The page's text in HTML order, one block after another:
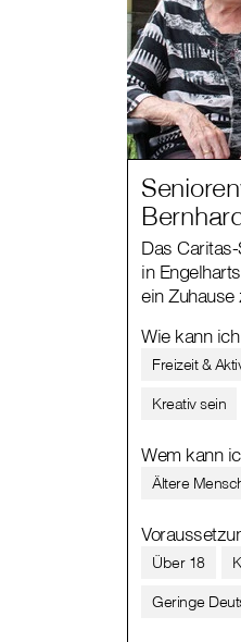
Das
in
ein Zuhause
Wie kann
Freizeit &
Kreativ sein
Wem kann
Ältere
Über 18
Geringe